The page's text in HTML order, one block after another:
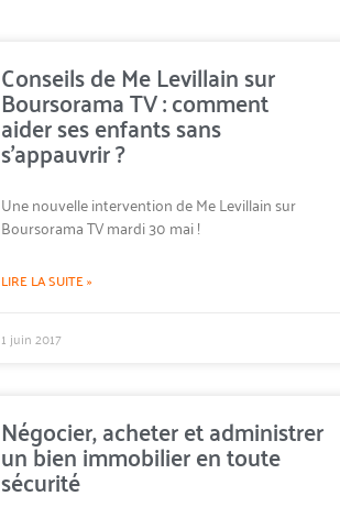
Conseils de Me Levillain sur
Boursorama TV : comment
aider ses enfants sans
s’appauvrir ?
Une nouvelle intervention de Me Levillain sur
Boursorama TV mardi 30 mai !
LIRE LA SUITE »
1 juin 2017
Négocier, acheter et administrer
un bien immobilier en toute
sécurité